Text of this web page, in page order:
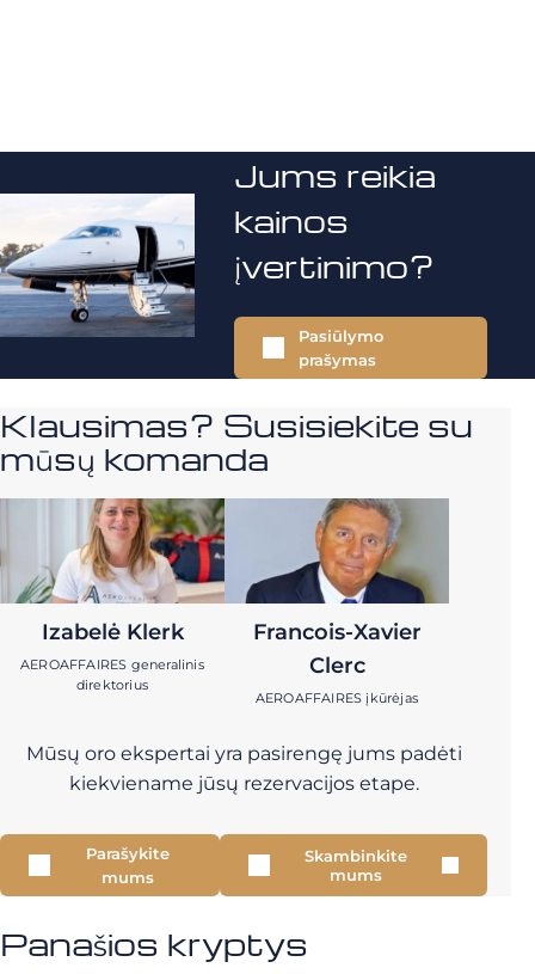
Jums reikia
kainos
įvertinimo?
Pasiūlymo
prašymas
Klausimas? Susisiekite su
mūsų komanda
Izabelė Klerk
AEROAFFAIRES generalinis
direktorius
Francois-Xavier
Clerc
AEROAFFAIRES įkūrėjas
Mūsų oro ekspertai yra pasirengę jums padėti
kiekviename jūsų rezervacijos etape.
Parašykite
mums
Skambinkite
mums
Panašios kryptys